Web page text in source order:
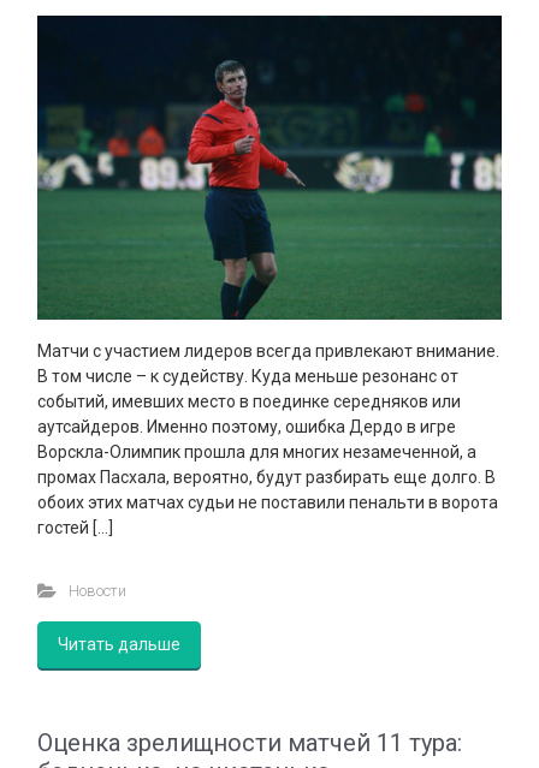
Матчи с участием лидеров всегда привлекают внимание.
В том числе – к судейству. Куда меньше резонанс от
событий, имевших место в поединке середняков или
аутсайдеров. Именно поэтому, ошибка Дердо в игре
Ворскла-Олимпик прошла для многих незамеченной, а
промах Пасхала, вероятно, будут разбирать еще долго. В
обоих этих матчах судьи не поставили пенальти в ворота
гостей […]
Новости
Читать дальше
Оценка зрелищности матчей 11 тура: